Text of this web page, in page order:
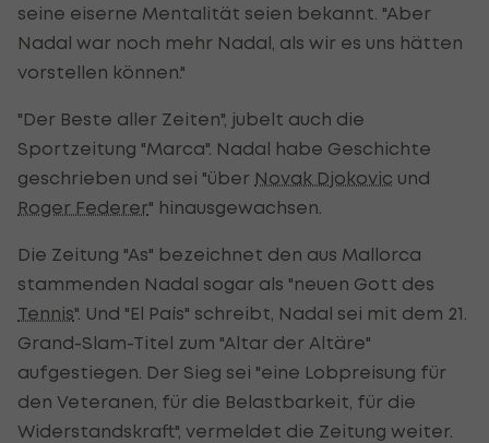
seine eiserne Mentalität seien bekannt. "Aber
Nadal war noch mehr Nadal, als wir es uns hätten
vorstellen können."
"Der Beste aller Zeiten", jubelt auch die
Sportzeitung "Marca". Nadal habe Geschichte
geschrieben und sei "über Novak Djokovic und
Roger Federer" hinausgewachsen.
Die Zeitung "As" bezeichnet den aus Mallorca
stammenden Nadal sogar als "neuen Gott des
Tennis". Und "El País" schreibt, Nadal sei mit dem 21.
Grand-Slam-Titel zum "Altar der Altäre"
aufgestiegen. Der Sieg sei "eine Lobpreisung für
den Veteranen, für die Belastbarkeit, für die
Widerstandskraft", vermeldet die Zeitung weiter.